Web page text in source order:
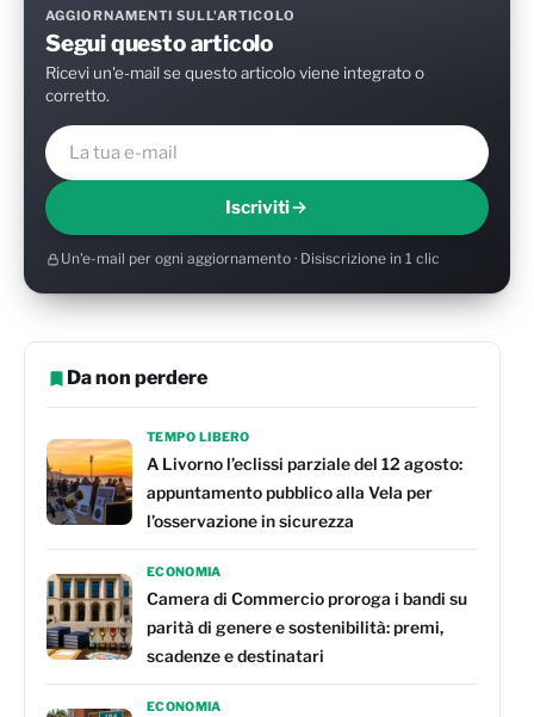
AGGIORNAMENTI SULL'ARTICOLO
Segui questo articolo
Ricevi un'e-mail se questo articolo viene integrato o
corretto.
Iscriviti
Un'e-mail per ogni aggiornamento · Disiscrizione in 1 clic
Da non perdere
TEMPO LIBERO
A Livorno l’eclissi parziale del 12 agosto:
appuntamento pubblico alla Vela per
l’osservazione in sicurezza
ECONOMIA
Camera di Commercio proroga i bandi su
parità di genere e sostenibilità: premi,
scadenze e destinatari
ECONOMIA